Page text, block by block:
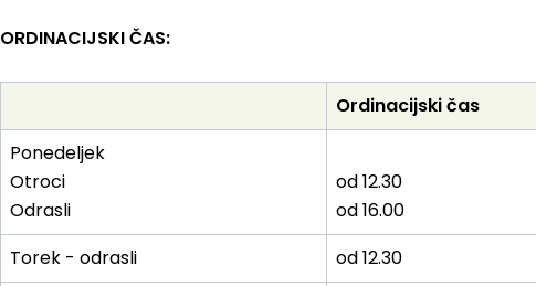
ORDINACIJSKI ČAS:
Ordinacijskičas
Ponedeljek
Otroci
Odrasli
od 12.30
od 16.00
Torek - odrasli
od 12.30